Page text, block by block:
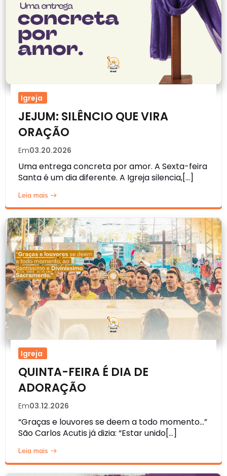
Igreja
JEJUM: SILÊNCIO QUE VIRA
ORAÇÃO
Em03.20.2026
Uma entrega concreta por amor. A Sexta-feira
Santa é um dia diferente. A Igreja silencia,[…]
Leia mais
Igreja
QUINTA-FEIRA É DIA DE
ADORAÇÃO
Em03.12.2026
“Graças e louvores se deem a todo momento…”
São Carlos Acutis já dizia: “Estar unido[…]
Leia mais